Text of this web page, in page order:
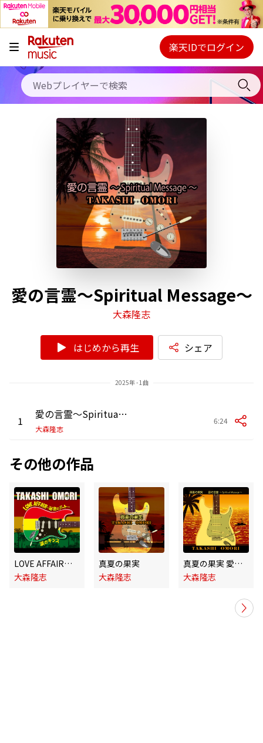
キャンペーン
料金プラン
使い方
初回30日間無料お試し
Webプレイヤー
ご契約内容の確認・変更
楽天IDでログイン
愛の言霊～Spiritual Message～
大森隆志
はじめから再生 シェア
2025年 - 1曲
1 愛の言霊～Spiritual Message～
大森隆志
6:24
その他の作品
LOVE AFFAIR～秘密のデート～ 涙のキッス
大森隆志
真夏の果実
大森隆志
真夏の果実 愛の言霊～Spiritual Message～
大森隆志